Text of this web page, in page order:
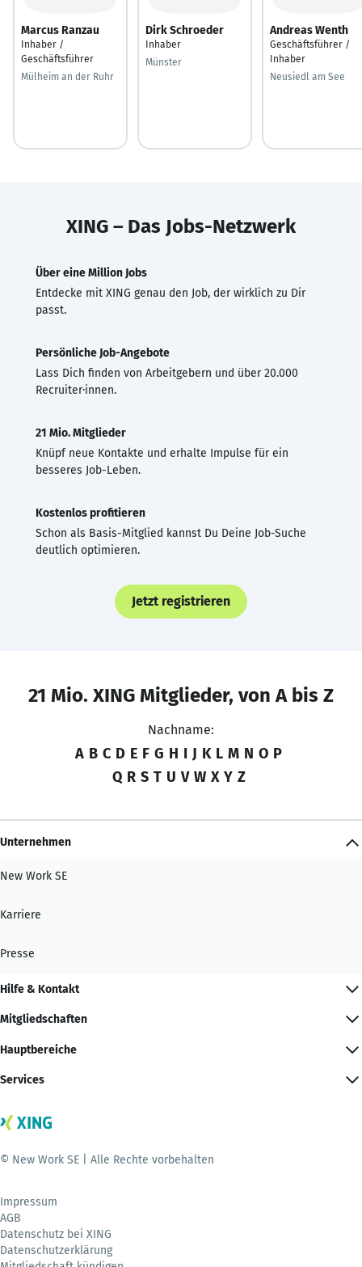
Marcus Ranzau
Inhaber /
Geschäftsführer
Mülheim an der Ruhr
Dirk Schroeder
Inhaber
Münster
Andreas Wenth
Geschäftsführer /
Inhaber
Neusiedl am See
XING – Das Jobs-Netzwerk
Über eine Million Jobs
Entdecke mit XING genau den Job, der wirklich zu Dir
passt.
Persönliche Job-Angebote
Lass Dich finden von Arbeitgebern und über 20.000
Recruiter·innen.
21 Mio. Mitglieder
Knüpf neue Kontakte und erhalte Impulse für ein
besseres Job-Leben.
Kostenlos profitieren
Schon als Basis-Mitglied kannst Du Deine Job-Suche
deutlich optimieren.
Jetzt registrieren
21 Mio. XING Mitglieder, von A bis Z
Nachname:
A B C D E F G H I J K L M N O P
Q R S T U V W X Y Z
Unternehmen
New Work SE
Karriere
Presse
Hilfe & Kontakt
Mitgliedschaften
Hauptbereiche
Services
© New Work SE | Alle Rechte vorbehalten
Impressum
AGB
Datenschutz bei XING
Datenschutzerklärung